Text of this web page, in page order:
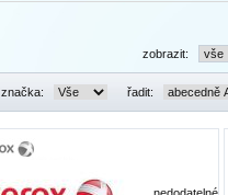
zobrazit:
značka: řadit: